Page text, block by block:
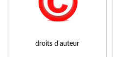
droits d'auteur